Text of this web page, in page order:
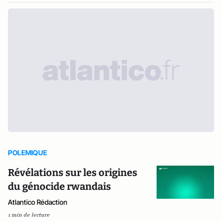
POLEMIQUE
Révélations sur les origines
du génocide rwandais
Atlantico Rédaction
1 min de lecture